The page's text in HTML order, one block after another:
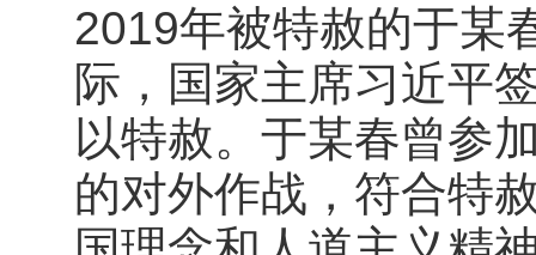
2019年被特赦的于某
际，国家主席习近平
以特赦。于某春曾参
的对外作战，符合特